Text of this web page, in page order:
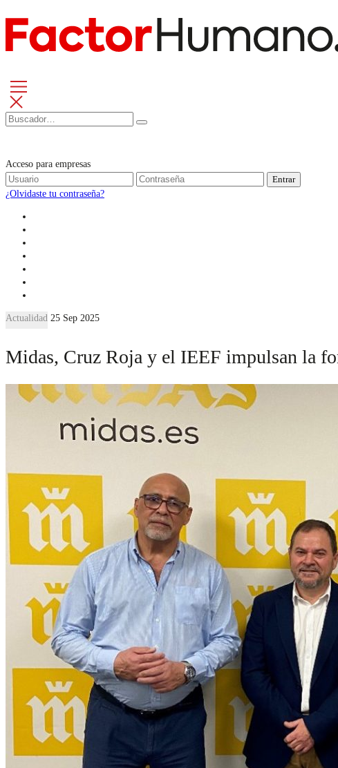
Acceso para empresas
Entrar
¿Olvidaste tu contraseña?
Actualidad 25 Sep 2025
Midas, Cruz Roja y el IEEF impulsan la